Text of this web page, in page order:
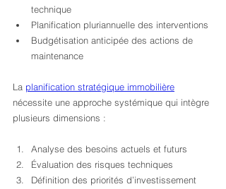
technique
Planification pluriannuelle des interventions
Budgétisation anticipée des actions de
maintenance
La planification stratégique immobilière
nécessite une approche systémique qui intègre
plusieurs dimensions :
Analyse des besoins actuels et futurs
Évaluation des risques techniques
Définition des priorités d’investissement